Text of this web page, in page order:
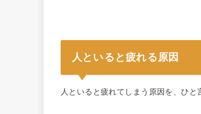
人といると疲れる原因
人といると疲れてしまう原因を、ひ